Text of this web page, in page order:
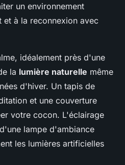
un environnement
et à la reconnexion avec
idéalement près d'une
la lumière naturelle même
d'hiver. Un tapis de
et une couverture
votre cocon. L'éclairage
lampe d'ambiance
les lumières artificielles